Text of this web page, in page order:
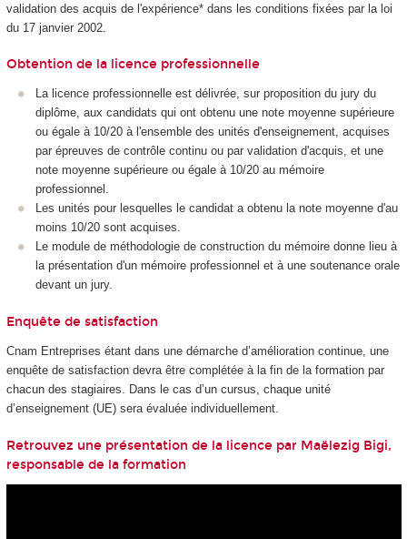
validation des acquis de l'expérience* dans les conditions fixées par la loi
du 17 janvier 2002.
Obtention de la licence professionnelle
La licence professionnelle est délivrée, sur proposition du jury du
diplôme, aux candidats qui ont obtenu une note moyenne supérieure
ou égale à 10/20 à l'ensemble des unités d'enseignement, acquises
par épreuves de contrôle continu ou par validation d'acquis, et une
note moyenne supérieure ou égale à 10/20 au mémoire
professionnel.
Les unités pour lesquelles le candidat a obtenu la note moyenne d'au
moins 10/20 sont acquises.
Le module de méthodologie de construction du mémoire donne lieu à
la présentation d'un mémoire professionnel et à une soutenance orale
devant un jury.
Enquête de satisfaction
Cnam Entreprises étant dans une démarche d’amélioration continue, une
enquête de satisfaction devra être complétée à la fin de la formation par
chacun des stagiaires. Dans le cas d’un cursus, chaque unité
d’enseignement (UE) sera évaluée individuellement.
Retrouvez une présentation de la licence par Maëlezig Bigi,
responsable de la formation